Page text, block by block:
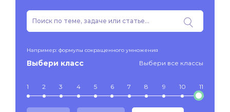
Например: формулы сокращенного умножения
Выбери класс Выбери все классы
1 2 3 4 5 6 7 8 9 10 11